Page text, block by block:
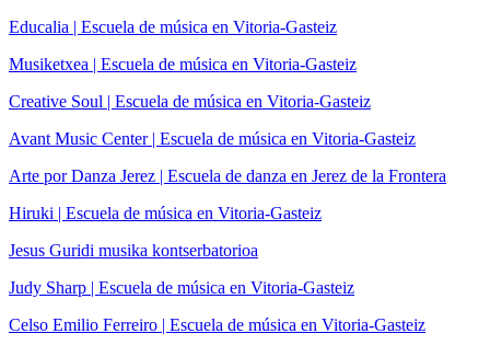
Educalia | Escuela de música en Vitoria-Gasteiz
Musiketxea | Escuela de música en Vitoria-Gasteiz
Creative Soul | Escuela de música en Vitoria-Gasteiz
Avant Music Center | Escuela de música en Vitoria-Gasteiz
Arte por Danza Jerez | Escuela de danza en Jerez de la Frontera
Hiruki | Escuela de música en Vitoria-Gasteiz
Jesus Guridi musika kontserbatorioa
Judy Sharp | Escuela de música en Vitoria-Gasteiz
Celso Emilio Ferreiro | Escuela de música en Vitoria-Gasteiz